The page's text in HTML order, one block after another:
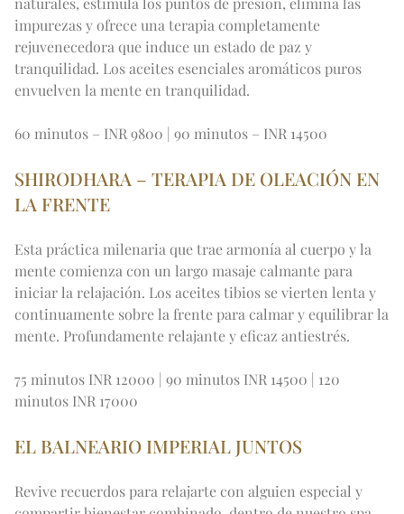
APTITUD FÍSICA
SALÓN IMPERIAL
VISITA A LA CIUDAD
LA FLOTA IMPERIAL
FUERA DE LOS CAMINOS TRILLADOS
PRÓXIMOS EVENTOS
Expand
OFERTAS DE INVIERNO
ENDEFRJARUPTES
impurezas y ofrece una terapia completamente
rejuvenecedora que induce un estado de paz y
tranquilidad. Los aceites esenciales aromáticos puros
envuelven la mente en tranquilidad.
60 minutos – INR 9800 | 90 minutos – INR 14500
SHIRODHARA – TERAPIA DE OLEACIÓN EN
LA FRENTE
Esta práctica milenaria que trae armonía al cuerpo y la
mente comienza con un largo masaje calmante para
iniciar la relajación. Los aceites tibios se vierten lenta y
continuamente sobre la frente para calmar y equilibrar la
mente. Profundamente relajante y eficaz antiestrés.
75 minutos INR 12000 | 90 minutos INR 14500 | 120
minutos INR 17000
EL BALNEARIO IMPERIAL JUNTOS
Revive recuerdos para relajarte con alguien especial y